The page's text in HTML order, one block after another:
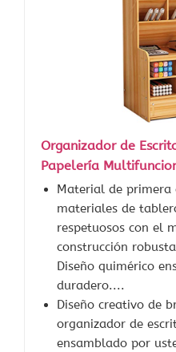
Organizador de
Papelería
Material de primera
materiales de
respetuosos con el
construcción
Diseño quimérico
duradero....
Diseño creativo de
organizador de
ensamblado por